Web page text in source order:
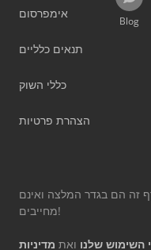
אימפרסום
תנאים כלליים
כללי השוק
הצהרת פרטיות
Blog
זה הם בגדר המלצה ואינם
מחייבים!
השימוש שלנו ואת מדיניות